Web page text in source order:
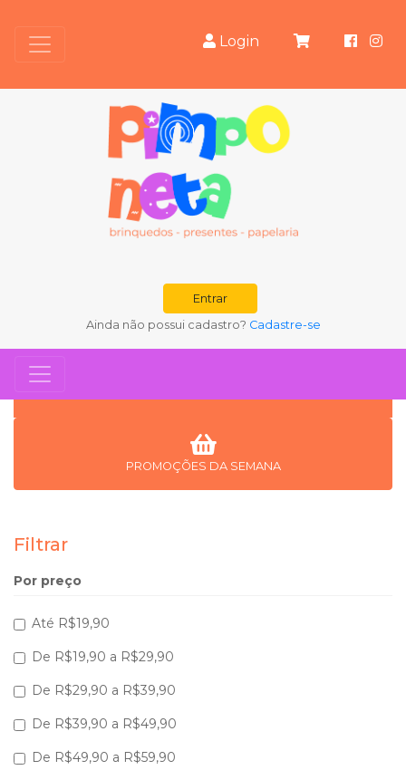
Login
Entrar
Ainda não possui cadastro? Cadastre-se
PROMOÇÕES DA SEMANA
Filtrar
Por preço
Até R$19,90
De R$19,90 a R$29,90
De R$29,90 a R$39,90
De R$39,90 a R$49,90
De R$49,90 a R$59,90